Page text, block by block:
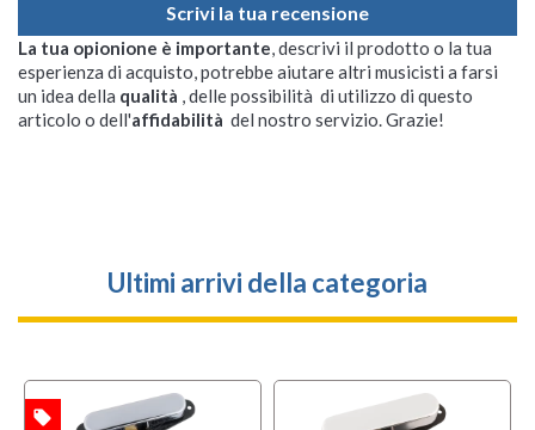
Scrivi la tua recensione
La tua opionione è importante, descrivi il prodotto o la tua
esperienza di acquisto, potrebbe aiutare altri musicisti a farsi
un idea della qualità , delle possibilità di utilizzo di questo
articolo o dell'affidabilità del nostro servizio. Grazie!
Ultimi arrivi della categoria
local_offer